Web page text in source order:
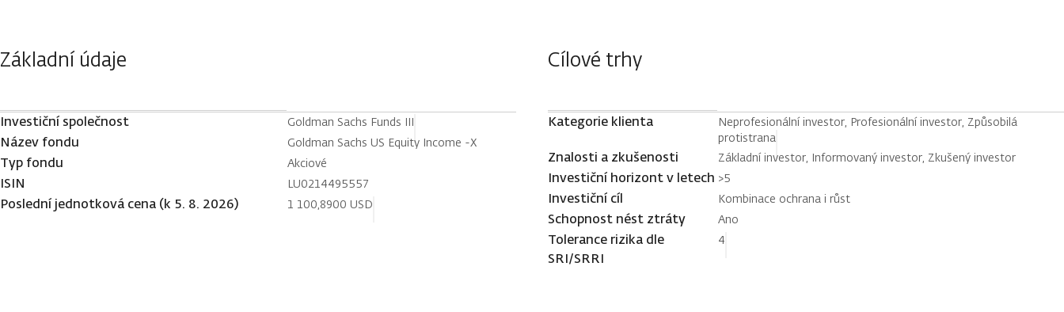
Základní údaje
Investiční společnost Goldman Sachs Funds III
Název fondu Goldman Sachs US Equity Income -X
Typ fondu Akciové
ISIN LU0214495557
Poslední jednotková cena (k 5. 8. 2026) 1 100,8900 USD
Cílové trhy
Kategorie klienta
Neprofesionální investor, Profesionální investor, Způsobilá
protistrana
Znalosti a zkušenosti Základní investor, Informovaný investor, Zkušený investor
Investiční horizont v letech >5
Investiční cíl Kombinace ochrana i růst
Schopnost nést ztráty Ano
Tolerance rizika dle
SRI/SRRI
4